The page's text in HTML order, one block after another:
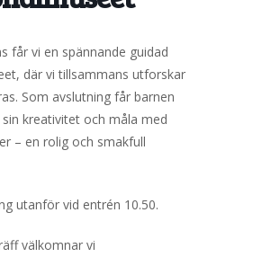
får vi en spännande guidad
där vi tillsammans utforskar
Som avslutning får barnen
sin kreativitet och måla med
– en rolig och smakfull
utanför vid entrén 10.50.
välkomnar vi